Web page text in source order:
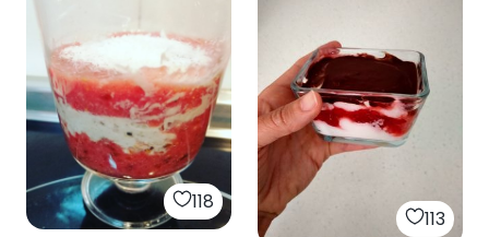
118
113